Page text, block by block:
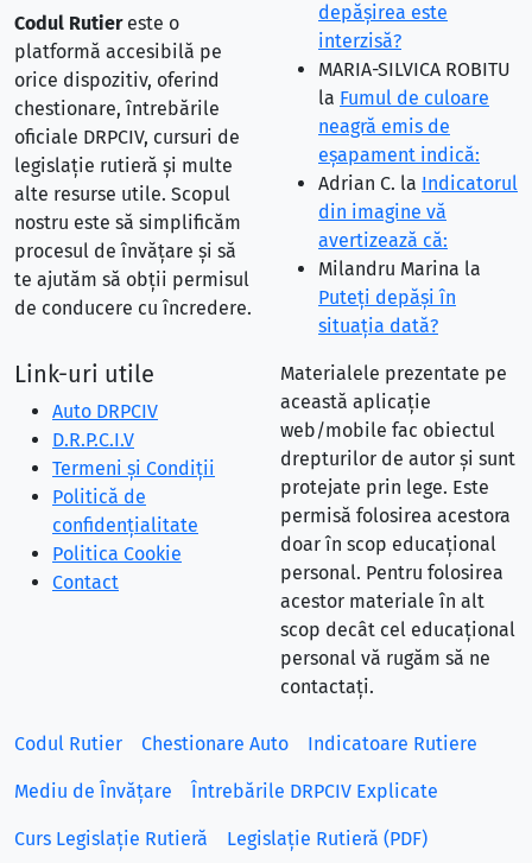
Codul Rutiereste o
platformă accesibilă pe
orice dispozitiv, oferind
chestionare, întrebările
oficiale DRPCIV, cursuri de
legislație rutieră și multe
alte resurse utile. Scopul
nostru este să simplificăm
procesul de învățare și să
te ajutăm să obții permisul
de conducere cu încredere.
depăşirea este
interzisă?
MARIA-SILVICA ROBITU
la Fumul de culoare
neagră emis de
eşapament indică:
Adrian C. la Indicatorul
din imagine vă
avertizează că:
Milandru Marina la
Puteţi depăşi în
situaţia dată?
Link-uri utile
Auto DRPCIV
D.R.P.C.I.V
Termeni și Condiții
Politică de
confidențialitate
Politica Cookie
Contact
Materialele prezentate pe
această aplicație
web/mobile fac obiectul
drepturilor de autor și sunt
protejate prin lege. Este
permisă folosirea acestora
doar în scop educațional
personal. Pentru folosirea
acestor materiale în alt
scop decât cel educațional
personal vă rugăm să ne
contactați.
Codul Rutier Chestionare Auto Indicatoare Rutiere
Mediu de Învățare Întrebările DRPCIV Explicate
Curs Legislație Rutieră Legislație Rutieră (PDF)